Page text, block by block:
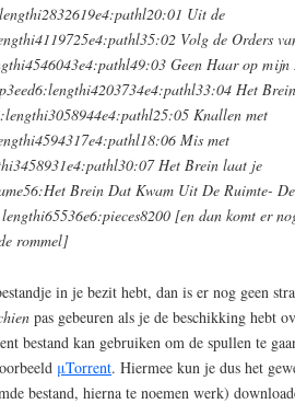
Uit de
Volg de Orders
Geen Haar op
Het
Knallen met
Mis met
Het Brein laat je
Brein Dat Kwam Uit De Ruimte-
[en dan komt er
rommel]
in je bezit hebt, dan is er nog geen
pas gebeuren als je de beschikking hebt
bestand kan gebruiken om de spullen te
μTorrent. Hiermee kun je dus het
bestand, hierna te noemen werk)